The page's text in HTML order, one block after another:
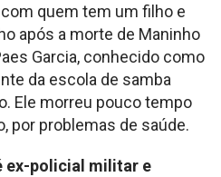
com quem tem um filho e
após a morte de Maninho
Garcia, conhecido como
da escola de samba
Ele morreu pouco tempo
por problemas de saúde.
ex-policial militar e